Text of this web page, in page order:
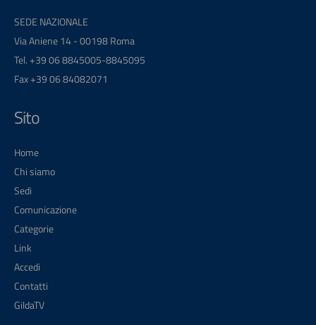
SEDE NAZIONALE
Via Aniene 14 - 00198 Roma
Tel. +39 06 8845005-8845095
Fax +39 06 84082071
Sito
Home
Chi siamo
Sedi
Comunicazione
Categorie
Link
Accedi
Contatti
GildaTV